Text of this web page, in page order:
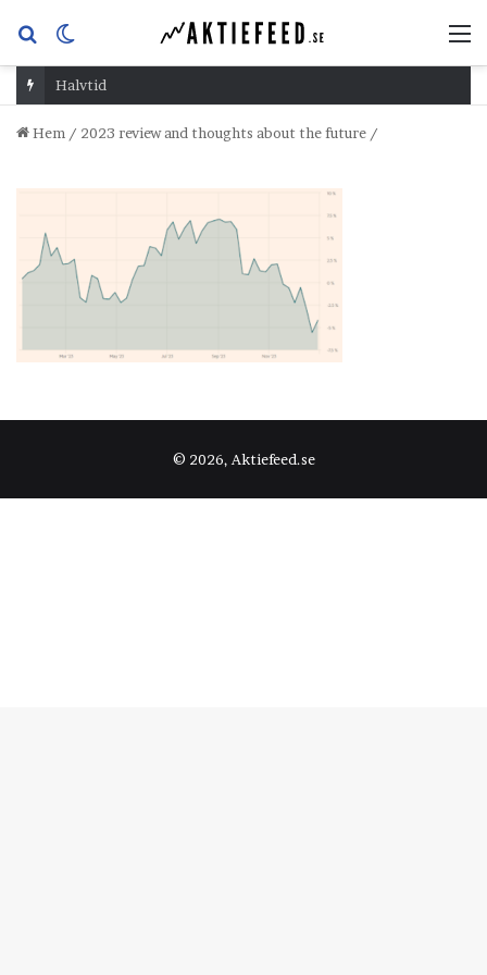
Sök
efterskin
Halvtid
Hem / 2023 review and thoughts about the future /
© 2026, Aktiefeed.se